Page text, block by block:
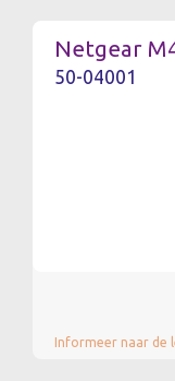
Netgear
50-04001
Informeer naar de